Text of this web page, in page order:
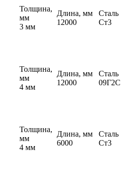
Толщина,
мм
3 мм
Длина, мм
12000
Сталь
Ст3
Толщина,
мм
4 мм
Длина, мм
12000
Сталь
09Г2С
Толщина,
мм
4 мм
Длина, мм
6000
Сталь
Ст3